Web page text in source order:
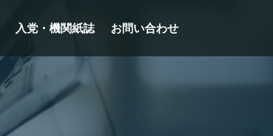
入党・機関紙誌 お問い合わせ